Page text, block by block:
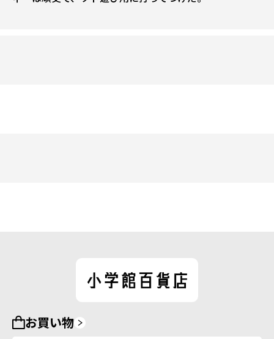
お買い物